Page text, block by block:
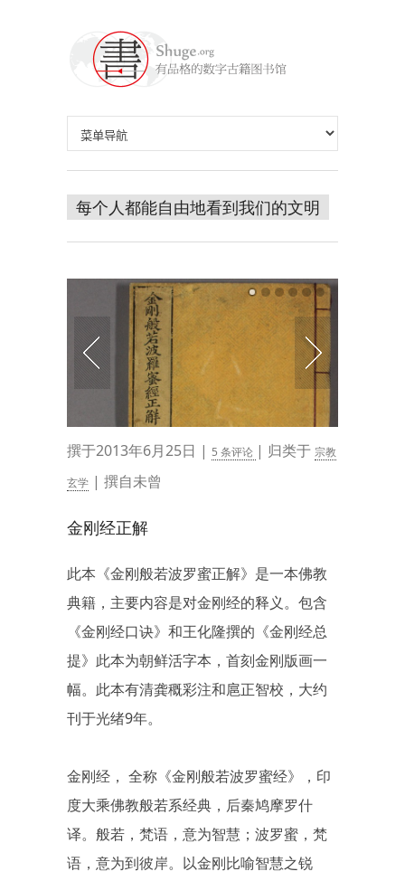
每个人都能自由地看到我们的文明
撰于2013年6月25日 | 5 条评论 | 归类于 宗教
玄学 | 撰自未曾
金刚经正解
此本《金刚般若波罗蜜正解》是一本佛教
典籍，主要内容是对金刚经的释义。包含
《金刚经口诀》和王化隆撰的《金刚经总
提》此本为朝鲜活字本，首刻金刚版画一
幅。此本有清龚穊彩注和扈正智校，大约
刊于光绪9年。
金刚经， 全称《金刚般若波罗蜜经》，印
度大乘佛教般若系经典，后秦鸠摩罗什
译。般若，梵语，意为智慧；波罗蜜，梵
语，意为到彼岸。以金刚比喻智慧之锐